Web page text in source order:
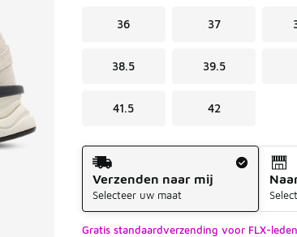
36 37
38.5 39.5
41.5 42
Verzendmethode
Verzenden naar mij
Selecteer uw maat
Gratis standaardverzending voor FLX-leden